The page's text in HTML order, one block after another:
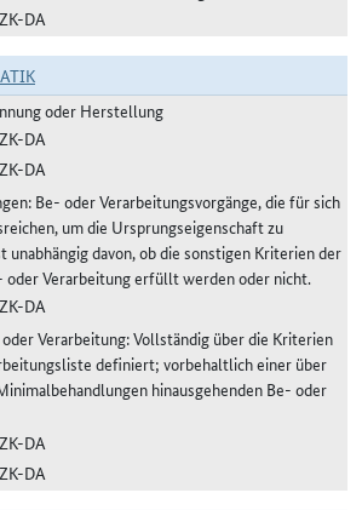
DA
oder Herstellung
DA
DA
Be- oder Verarbeitungsvorgänge, die für sich
um die Ursprungseigenschaft zu
unabhängig davon, ob die sonstigen Kriterien der
oder Verarbeitung erfüllt werden oder nicht.
DA
Verarbeitung: Vollständig über die Kriterien
definiert; vorbehaltlich einer über
hinausgehenden Be- oder
DA
DA